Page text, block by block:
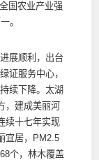
国农业产业强
。
展顺利，出台
证服务中心，
续下降。太湖
，建成美丽河
续十七年实现
宜居，PM2.5
个，林木覆盖